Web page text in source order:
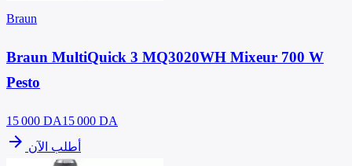
Braun
Braun MultiQuick 3 MQ3020WH Mixeur 700 W
Pesto
15 000 DA15 000 DA
arrow_forward أطلب الآن